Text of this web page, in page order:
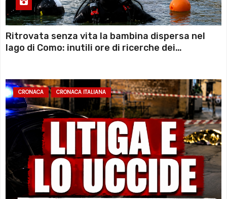
Ritrovata senza vita la bambina dispersa nel
lago di Como: inutili ore di ricerche dei
CRONACA CRONACA ITALIANA